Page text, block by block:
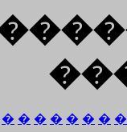
� � � � � � � �